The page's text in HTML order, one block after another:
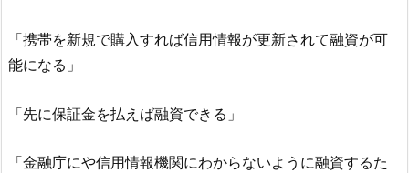
「携帯を新規で購入すれば信用情報が更新されて融資が可
能になる」
「先に保証金を払えば融資できる」
「金融庁にや信用情報機関にわからないように融資するた